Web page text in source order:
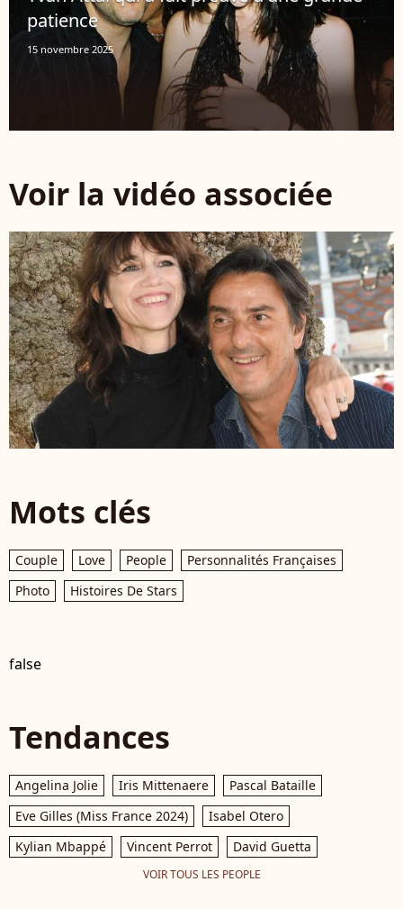
patience
15 novembre 2025
Voir la vidéo associée
Mots clés
Couple Love People
Personnalités Françaises
Photo
Histoires De Stars
false
Tendances
Angelina Jolie Iris Mittenaere
Pascal Bataille
Eve Gilles (Miss France 2024)
Isabel Otero
Kylian Mbappé
Vincent Perrot David Guetta
VOIR TOUS LES PEOPLE